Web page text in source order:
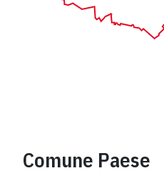
Comune Paese